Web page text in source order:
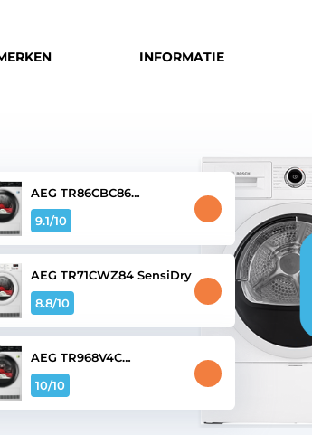
INFORMATIE
AEG TR86CBC86
AbsoluteCare
9.1/10
AEG TR71CWZ84 SensiDry
8.8/10
AEG TR968V4C
AbsoluteCare Pro
10/10